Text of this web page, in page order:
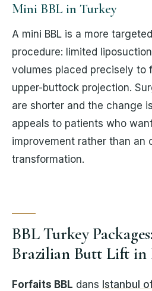
Mini BBL in Turkey
A mini BBL is a more
procedure: limited
volumes placed precisely to
upper-buttock projection.
are shorter and the change
appeals to patients who
improvement rather than an
transformation.
BBL Turkey
Brazilian Butt Lift in
Forfaits BBL dans Istanbul